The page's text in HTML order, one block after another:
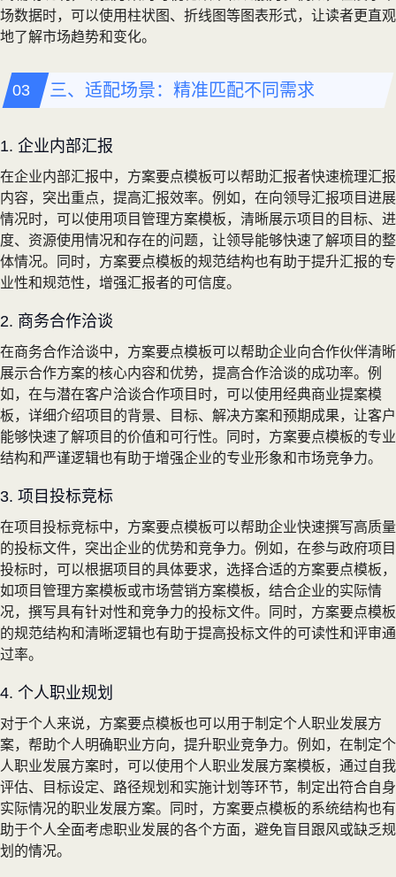
场数据时，可以使用柱状图、折线图等图表形式，让读者更直观
地了解市场趋势和变化。
三、适配场景：精准匹配不同需求
1. 企业内部汇报
在企业内部汇报中，方案要点模板可以帮助汇报者快速梳理汇报
内容，突出重点，提高汇报效率。例如，在向领导汇报项目进展
情况时，可以使用项目管理方案模板，清晰展示项目的目标、进
度、资源使用情况和存在的问题，让领导能够快速了解项目的整
体情况。同时，方案要点模板的规范结构也有助于提升汇报的专
业性和规范性，增强汇报者的可信度。
2. 商务合作洽谈
在商务合作洽谈中，方案要点模板可以帮助企业向合作伙伴清晰
展示合作方案的核心内容和优势，提高合作洽谈的成功率。例
如，在与潜在客户洽谈合作项目时，可以使用经典商业提案模
板，详细介绍项目的背景、目标、解决方案和预期成果，让客户
能够快速了解项目的价值和可行性。同时，方案要点模板的专业
结构和严谨逻辑也有助于增强企业的专业形象和市场竞争力。
3. 项目投标竞标
在项目投标竞标中，方案要点模板可以帮助企业快速撰写高质量
的投标文件，突出企业的优势和竞争力。例如，在参与政府项目
投标时，可以根据项目的具体要求，选择合适的方案要点模板，
如项目管理方案模板或市场营销方案模板，结合企业的实际情
况，撰写具有针对性和竞争力的投标文件。同时，方案要点模板
的规范结构和清晰逻辑也有助于提高投标文件的可读性和评审通
过率。
4. 个人职业规划
对于个人来说，方案要点模板也可以用于制定个人职业发展方
案，帮助个人明确职业方向，提升职业竞争力。例如，在制定个
人职业发展方案时，可以使用个人职业发展方案模板，通过自我
评估、目标设定、路径规划和实施计划等环节，制定出符合自身
实际情况的职业发展方案。同时，方案要点模板的系统结构也有
助于个人全面考虑职业发展的各个方面，避免盲目跟风或缺乏规
划的情况。